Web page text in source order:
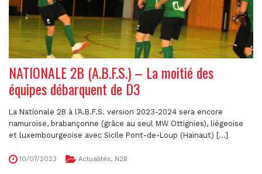
NATIONALE 2B (A.B.F.S.) – La moitié des
équipes débarquent de D3
La Nationale 2B à l’A.B.F.S. version 2023-2024 sera encore
namuroise, brabançonne (grâce au seul MW Ottignies), liégeoise
et luxembourgeoise avec Sicile Pont-de-Loup (Hainaut) [...]
10/07/2023 Actualités, N2B